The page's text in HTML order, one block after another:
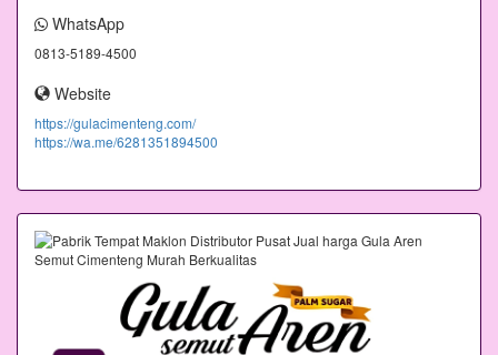
WhatsApp
0813-5189-4500
Website
https://gulacimenteng.com/
https://wa.me/6281351894500